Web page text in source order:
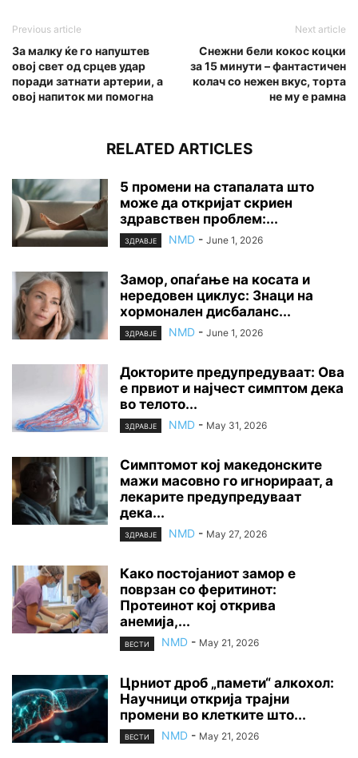
Previous article
За малку ќе го напуштев
овој свет од срцев удар
поради затнати артерии, а
овој напиток ми помогна
Next article
Снежни бели кокос коцки
за 15 минути – фантастичен
колач со нежен вкус, торта
не му е рамна
RELATED ARTICLES
5 промени на стапалата што
може да откријат скриен
здравствен проблем:...
ЗДРАВЈЕ NMD - June 1, 2026
Замор, опаѓање на косата и
нередовен циклус: Знаци на
хормонален дисбаланс...
ЗДРАВЈЕ NMD - June 1, 2026
Докторите предупредуваат: Ова
е првиот и најчест симптом дека
во телото...
ЗДРАВЈЕ NMD - May 31, 2026
Симптомот кој македонските
мажи масовно го игнорираат, а
лекарите предупредуваат
дека...
ЗДРАВЈЕ NMD - May 27, 2026
Како постојаниот замор е
поврзан со феритинот:
Протеинот кој открива
анемија,...
ВЕСТИ NMD - May 21, 2026
Црниот дроб „памети“ алкохол:
Научници открија трајни
промени во клетките што...
ВЕСТИ NMD - May 21, 2026